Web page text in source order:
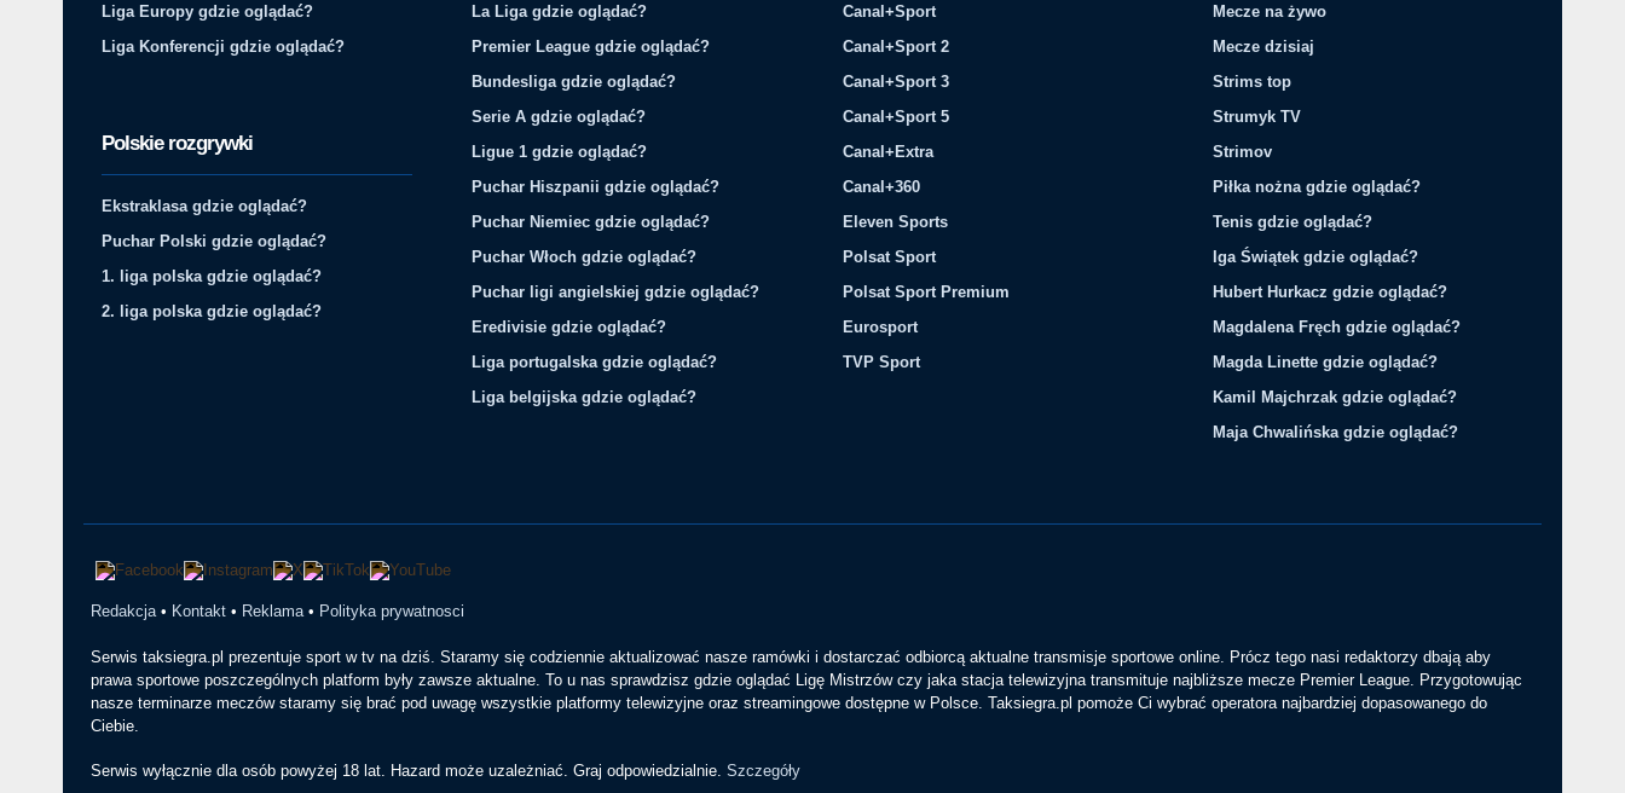
Liga Europy gdzie oglądać?
Liga Konferencji gdzie oglądać?
Polskie rozgrywki
Ekstraklasa gdzie oglądać?
Puchar Polski gdzie oglądać?
1. liga polska gdzie oglądać?
2. liga polska gdzie oglądać?
La Liga gdzie oglądać?
Premier League gdzie oglądać?
Bundesliga gdzie oglądać?
Serie A gdzie oglądać?
Ligue 1 gdzie oglądać?
Puchar Hiszpanii gdzie oglądać?
Puchar Niemiec gdzie oglądać?
Puchar Włoch gdzie oglądać?
Puchar ligi angielskiej gdzie oglądać?
Eredivisie gdzie oglądać?
Liga portugalska gdzie oglądać?
Liga belgijska gdzie oglądać?
Canal+Sport
Canal+Sport 2
Canal+Sport 3
Canal+Sport 5
Canal+Extra
Canal+360
Eleven Sports
Polsat Sport
Polsat Sport Premium
Eurosport
TVP Sport
Mecze na żywo
Mecze dzisiaj
Strims top
Strumyk TV
Strimov
Piłka nożna gdzie oglądać?
Tenis gdzie oglądać?
Iga Świątek gdzie oglądać?
Hubert Hurkacz gdzie oglądać?
Magdalena Fręch gdzie oglądać?
Magda Linette gdzie oglądać?
Kamil Majchrzak gdzie oglądać?
Maja Chwalińska gdzie oglądać?
Redakcja• Kontakt• Reklama• Polityka prywatnosci
Serwis taksiegra.pl prezentuje sport w tv na dziś. Staramy się codziennie aktualizować nasze ramówki i dostarczać odbiorcą aktualne transmisje sportowe online. Prócz tego nasi redaktorzy dbają aby
prawa sportowe poszczególnych platform były zawsze aktualne. To u nas sprawdzisz gdzie oglądać Ligę Mistrzów czy jaka stacja telewizyjna transmituje najbliższe mecze Premier League. Przygotowując
nasze terminarze meczów staramy się brać pod uwagę wszystkie platformy telewizyjne oraz streamingowe dostępne w Polsce. Taksiegra.pl pomoże Ci wybrać operatora najbardziej dopasowanego do
Ciebie.
Serwis wyłącznie dla osób powyżej 18 lat. Hazard może uzależniać. Graj odpowiedzialnie. Szczegóły